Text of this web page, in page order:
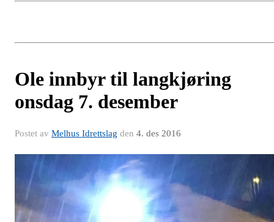
Ole innbyr til langkjøring
onsdag 7. desember
Postet av Melhus Idrettslag den 4. des 2016